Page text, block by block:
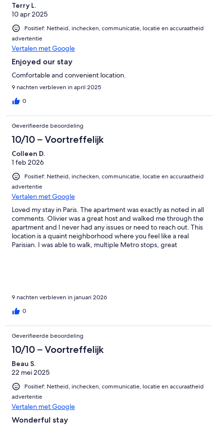
Terry L.
10 apr 2025
Positief: Netheid, inchecken, communicatie, locatie en accuraatheid
advertentie
Vertalen met Google
Enjoyed our stay
Comfortable and convenient location.
9 nachten verbleven in april 2025
0
Geverifieerde beoordeling
10/10 – Voortreffelijk
Colleen D.
1 feb 2026
Positief: Netheid, inchecken, communicatie, locatie en accuraatheid
advertentie
Vertalen met Google
Loved my stay in Paris. The apartment was exactly as noted in all
comments. Olivier was a great host and walked me through the
apartment and I never had any issues or need to reach out. This
location is a quaint neighborhood where you feel like a real
Parisian. I was able to walk, multiple Metro stops, great
9 nachten verbleven in januari 2026
0
Geverifieerde beoordeling
10/10 – Voortreffelijk
Beau S.
22 mei 2025
Positief: Netheid, inchecken, communicatie, locatie en accuraatheid
advertentie
Vertalen met Google
Wonderful stay